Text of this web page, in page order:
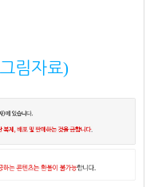
림자료)